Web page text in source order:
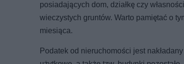
posiadających dom, działkę czy
wieczystych gruntów. Warto pamiętać o
miesiąca.
Podatek od nieruchomości jest